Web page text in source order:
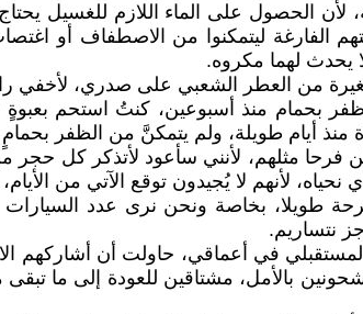
الحصول على الماء اللازم للغسيل
الفارغة ليتمكنوا من الاصطفاف أو
يحدث لهما مكروه.
من العطر الشعبي على صدري، لأخفي
بحمام منذ أسبوعين، كنتُ استحم
منذ أيام طويلة، ولم يتمكنَّ من الظفر
البالغة باتفاق وقف إطلاق النار في شهر يناير 2025م، لم أكن
لأنهم لا يُجيدون توقع الآتي من
طويلا، بخاصة ونحن نرى عدد
نتساريم.
في أعماقي، حاولت أن أشاركهم
بالأمل، مشتاقين للعودة إلى ما